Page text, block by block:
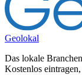
Geolokal
Das lokale
Kostenlos